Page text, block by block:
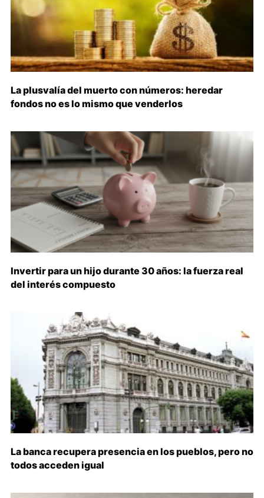
La plusvalía del muerto con números: heredar
fondos no es lo mismo que venderlos
Invertir para un hijo durante 30 años: la fuerza real
del interés compuesto
La banca recupera presencia en los pueblos, pero no
todos acceden igual